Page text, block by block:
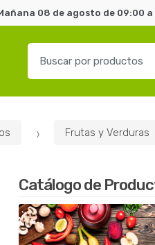
08 de agosto de 09:00 a
r
Frutas y Verduras
Catálogo de